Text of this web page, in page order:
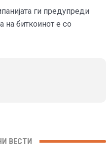
ги предупреди
на биткоинот е со
ВЕСТИ